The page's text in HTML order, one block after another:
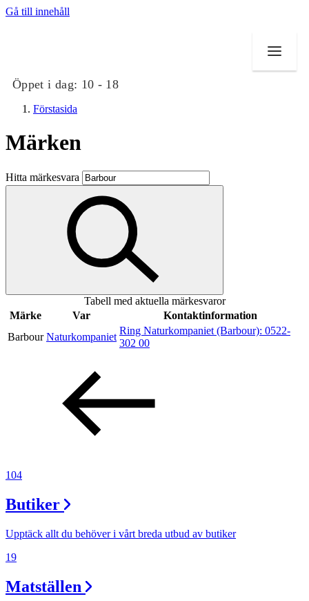
Gå till innehåll
Öppet i dag: 10 - 18
Butiker
Mat och dryck
Evenemang
Erbjudanden
Inspiration
Lediga jobb
Magasin
Presentkort
Förstasida
Märken
Hitta märkesvara
Tabell med aktuella märkesvaror
Märke
Var
Kontaktinformation
Barbour Naturkompaniet
Ring Naturkompaniet (Barbour): 0522-
302 00
104
Butiker
Upptäck allt du behöver i vårt breda utbud av butiker
19
Matställen